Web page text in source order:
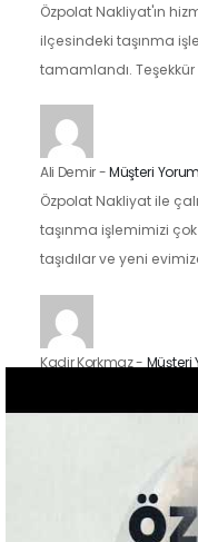
Özpolat Nakliyat'ın
ilçesindeki taşınma
tamamlandı. Teşekkür
Ali Demir-Müşteri
Özpolat Nakliyat ile
taşınma işlemimizi çok
taşıdılar ve yeni
Kadir Korkmaz- Müşteri